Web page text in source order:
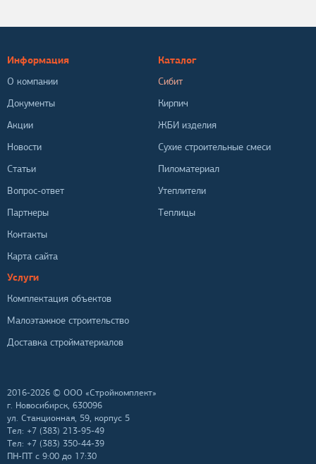
Информация
О компании
Документы
Акции
Новости
Статьи
Вопрос-ответ
Партнеры
Контакты
Карта сайта
Каталог
Сибит
Кирпич
ЖБИ изделия
Сухие строительные смеси
Пиломатериал
Утеплители
Теплицы
Услуги
Комплектация объектов
Малоэтажное строительство
Доставка стройматериалов
2016-2026 © ООО «Стройкомплект»
г. Новосибирск, 630096
ул. Станционная, 59, корпус 5
Тел: +7 (383) 213-95-49
Тел: +7 (383) 350-44-39
ПН-ПТ с 9:00 до 17:30